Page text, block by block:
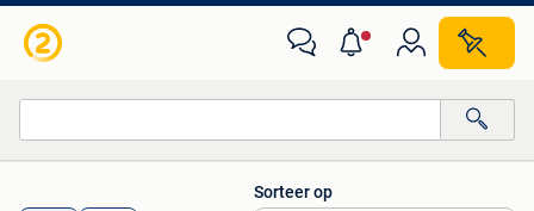
Sorteer op